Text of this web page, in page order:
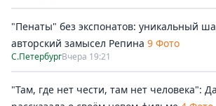
"Пенаты" без экспонатов: уникальный
авторский замысел Репина 9 Фото
С.ПетербургВчера 19:21
"Там, где нет чести, там нет человека":